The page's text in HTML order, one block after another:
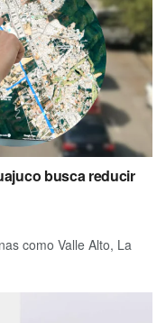
busca reducir
como Valle Alto, La